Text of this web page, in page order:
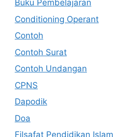
Buku Pembelajaran
Conditioning Operant
Contoh
Contoh Surat
Contoh Undangan
CPNS
Dapodik
Doa
Filsafat Pendidikan Islam